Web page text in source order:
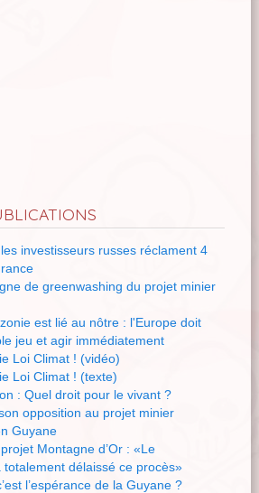
les investisseurs russes réclament 4
de greenwashing du projet minier
est lié au nôtre : l'Europe doit
jeu et agir immédiatement
Loi Climat ! (vidéo)
Loi Climat ! (texte)
: Quel droit pour le vivant ?
opposition au projet minier
Guyane
Montagne d’Or : «Le
délaissé ce procès»
l’espérance de la Guyane ?